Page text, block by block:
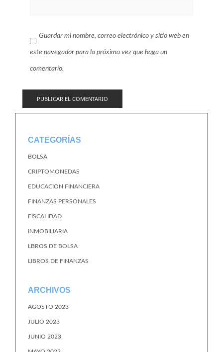
Guardar mi nombre, correo electrónico y sitio web en
este navegador para la próxima vez que haga un
comentario.
CATEGORÍAS
BOLSA
CRIPTOMONEDAS
EDUCACION FINANCIERA
FINANZAS PERSONALES
FISCALIDAD
INMOBILIARIA
LBROS DE BOLSA
LIBROS DE FINANZAS
ARCHIVOS
AGOSTO 2023
JULIO 2023
JUNIO 2023